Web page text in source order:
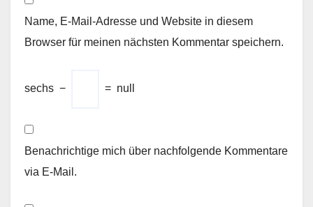
Name, E-Mail-Adresse und Website in diesem
Browser für meinen nächsten Kommentar speichern.
sechs − = null
Benachrichtige mich über nachfolgende Kommentare
via E-Mail.